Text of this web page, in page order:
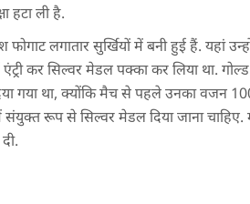
हटा ली है.
लगातार सुर्खियों में बनी हुई हैं. यहां
कर सिल्वर मेडल पक्का कर लिया था.
गया था, क्योंकि मैच से पहले उनका वजन
रूप से सिल्वर मेडल दिया जाना